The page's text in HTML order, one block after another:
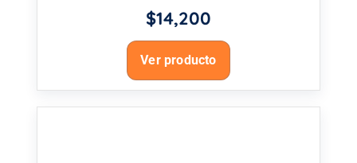
$14,200
Ver producto